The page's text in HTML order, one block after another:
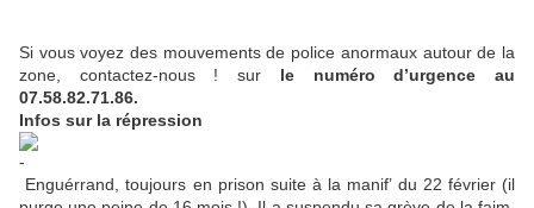
Si vous voyez des mouvements de police anormaux autour de la
zone, contactez-nous ! sur le numéro d’urgence au
07.58.82.71.86.
Infos sur la répression
Enguérrand, toujours en prison suite à la manif’ du 22 février (il